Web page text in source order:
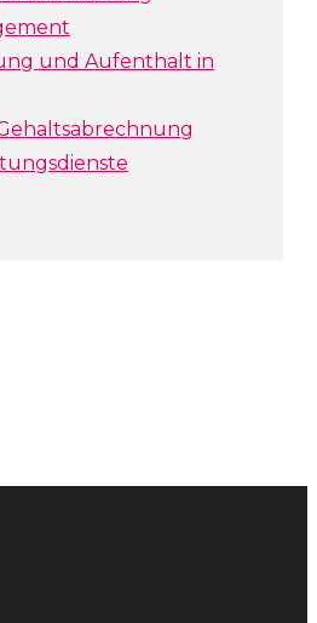
und Aufenthalt in